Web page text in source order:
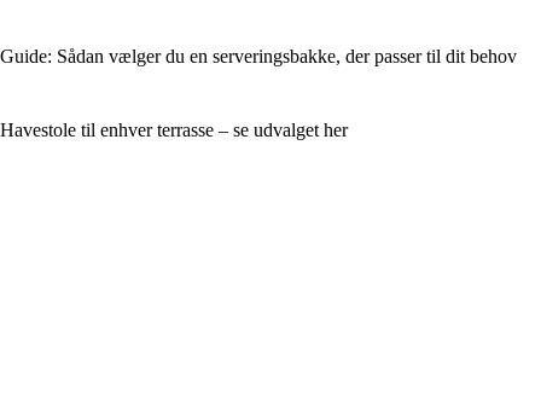
Guide: Sådan vælger du en serveringsbakke, der passer til dit behov
Havestole til enhver terrasse – se udvalget her